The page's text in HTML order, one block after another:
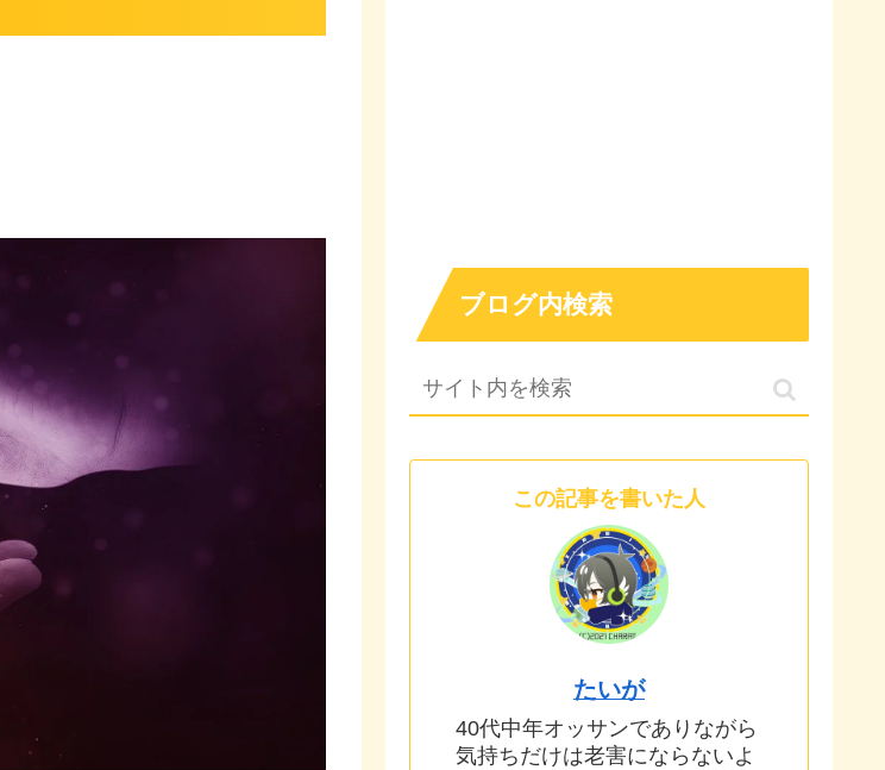
ブログ内検索
この記事を書いた人
たいが
40代中年オッサンでありながら
気持ちだけは老害にならないよ